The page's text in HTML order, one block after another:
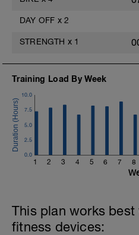
DAY OFF x 2
STRENGTH x 1
Training Load By Week
1 2 3 4 5 6 7 8
0.0
2.5
5.0
7.5
10.0
This plan works
fitness devices: